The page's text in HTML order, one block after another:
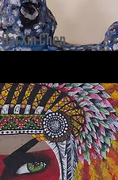
Hai Xin Chen